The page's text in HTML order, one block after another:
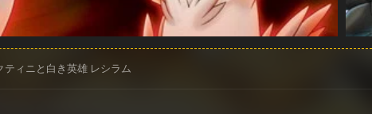
ィニと白き英雄 レシラム